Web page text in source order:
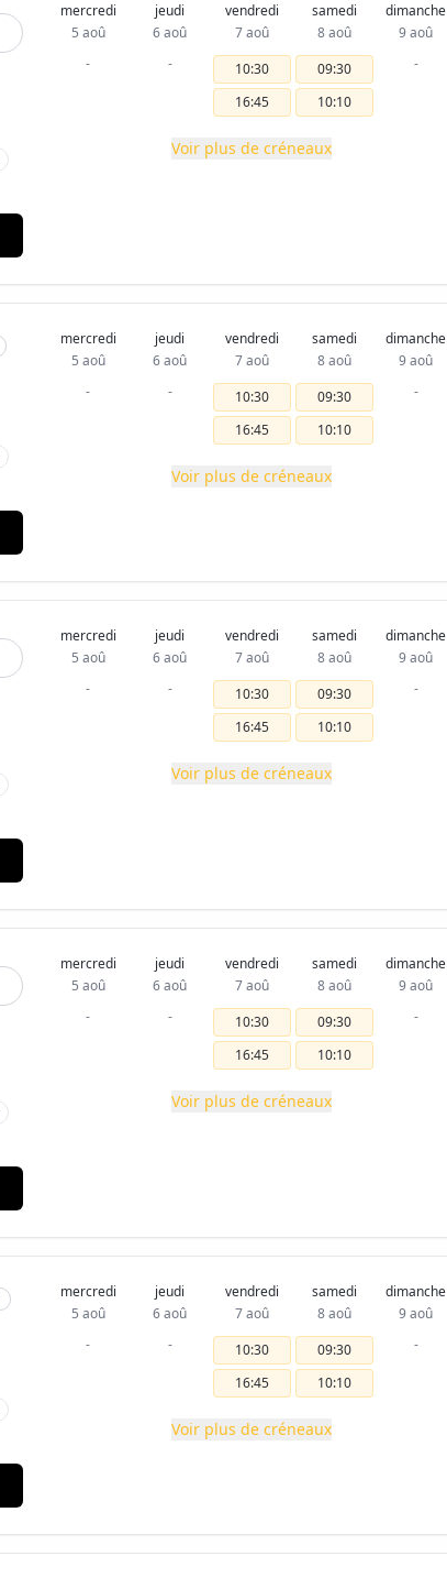
mercredi
5 aoû
-
jeudi
6 aoû
-
vendredi
7 aoû
10:30
16:45
samedi
8 aoû
09:30
10:10
dimanche
9 aoû
-
Voir plus de créneaux
mercredi
5 aoû
-
jeudi
6 aoû
-
vendredi
7 aoû
10:30
16:45
samedi
8 aoû
09:30
10:10
dimanche
9 aoû
-
Voir plus de créneaux
mercredi
5 aoû
-
jeudi
6 aoû
-
vendredi
7 aoû
10:30
16:45
samedi
8 aoû
09:30
10:10
dimanche
9 aoû
-
Voir plus de créneaux
mercredi
5 aoû
-
jeudi
6 aoû
-
vendredi
7 aoû
10:30
16:45
samedi
8 aoû
09:30
10:10
dimanche
9 aoû
-
Voir plus de créneaux
mercredi
5 aoû
-
jeudi
6 aoû
-
vendredi
7 aoû
10:30
16:45
samedi
8 aoû
09:30
10:10
dimanche
9 aoû
-
Voir plus de créneaux